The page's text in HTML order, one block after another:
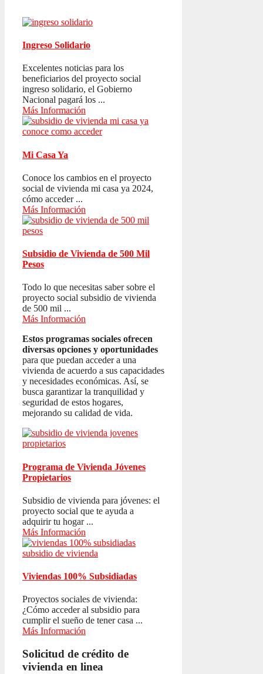
Ingreso Solidario
Excelentes noticias para los
beneficiarios del proyecto social
ingreso solidario, el Gobierno
Nacional pagará los ...
Más Información
Mi Casa Ya
Conoce los cambios en el proyecto
social de vivienda mi casa ya 2024,
cómo acceder ...
Más Información
Subsidio de Vivienda de 500 Mil
Pesos
Todo lo que necesitas saber sobre el
proyecto social subsidio de vivienda
de 500 mil ...
Más Información
Estos programas sociales ofrecen
diversas opciones y oportunidades
para que puedan acceder a una
vivienda de acuerdo a sus capacidades
y necesidades económicas. Así, se
busca garantizar la tranquilidad y
seguridad de estos hogares,
mejorando su calidad de vida.
Programa de Vivienda Jóvenes
Propietarios
Subsidio de vivienda para jóvenes: el
proyecto social que te ayuda a
adquirir tu hogar ...
Más Información
Viviendas 100% Subsidiadas
Proyectos sociales de vivienda:
¿Cómo acceder al subsidio para
cumplir el sueño de tener casa ...
Más Información
Solicitud de crédito de
vivienda en linea